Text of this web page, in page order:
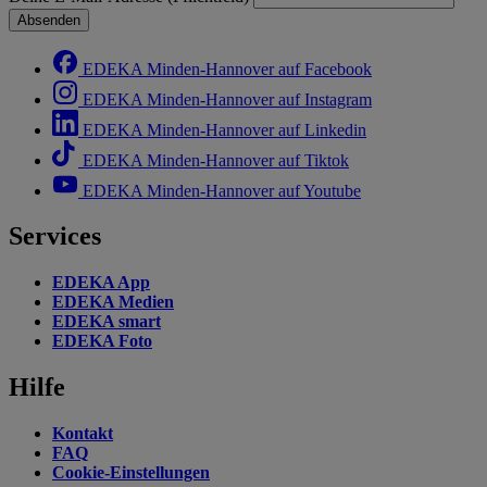
Absenden
EDEKA Minden-Hannover auf Facebook
EDEKA Minden-Hannover auf Instagram
EDEKA Minden-Hannover auf Linkedin
EDEKA Minden-Hannover auf Tiktok
EDEKA Minden-Hannover auf Youtube
Services
EDEKA App
EDEKA Medien
EDEKA smart
EDEKA Foto
Hilfe
Kontakt
FAQ
Cookie-Einstellungen